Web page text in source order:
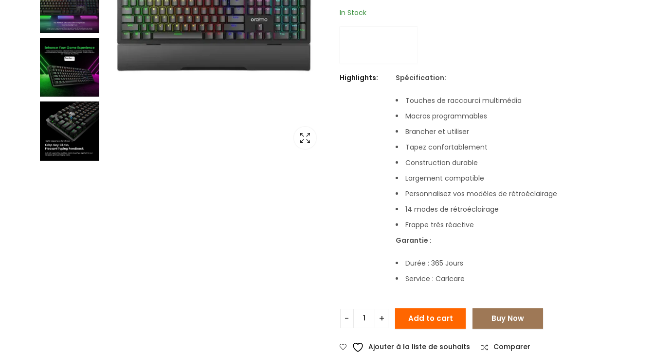
In Stock
Highlights: Spécification:
Touches de raccourci multimédia
Macros programmables
Brancher et utiliser
Tapez confortablement
Construction durable
Largement compatible
Personnalisez vos modèles de rétroéclairage
14 modes de rétroéclairage
Frappe très réactive
Garantie :
Durée : 365 Jours
Service : Carlcare
Add to cart Buy Now
Ajouter à la liste de souhaits Comparer